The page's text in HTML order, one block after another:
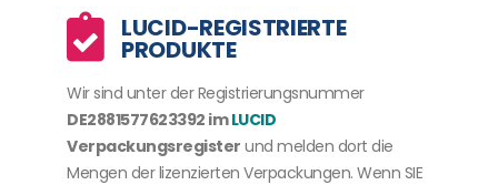
LUCID-REGISTRIERTE
PRODUKTE
Wir sind unter der Registrierungsnummer
DE2881577623392 imLUCID
Verpackungsregister und melden dort die
Mengen der lizenzierten Verpackungen. Wenn SIE